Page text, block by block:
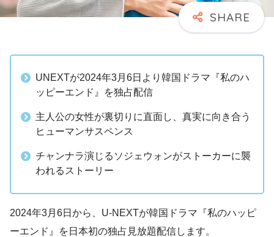
UNEXTが2024年3月6日より韓国ドラマ『私のハ
ッピーエンド』を独占配信
主人公の女性が裏切りに直面し、真実に向き合う
ヒューマンサスペンス
チャンナラ演じるソジェウォンがストーカーに襲
われるストーリー
2024年3月6日から、U-NEXTが韓国ドラマ『私のハッピ
ーエンド』を日本初の独占見放題配信します。